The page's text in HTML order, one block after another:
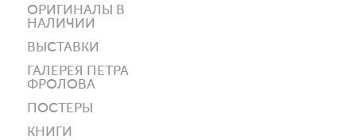
ОРИГИНАЛЫ В
НАЛИЧИИ
ВЫСТАВКИ
ГАЛЕРЕЯ ПЕТРА
ФРОЛОВА
ПОСТЕРЫ
КНИГИ